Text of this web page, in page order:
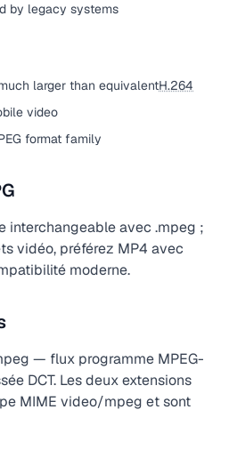
by legacy systems
larger than equivalentH.264
video
format family
interchangeable avec .mpeg ;
vidéo, préférez MP4 avec
moderne.
— flux programme MPEG-
DCT. Les deux extensions
MIME video/mpeg et sont